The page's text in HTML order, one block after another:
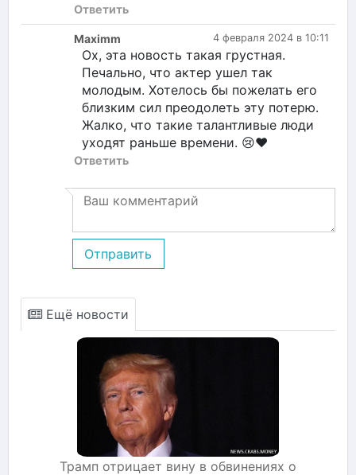
Ответить
4 февраля 2024 в 10:11
Maximm
Ох, эта новость такая грустная.
Печально, что актер ушел так
молодым. Хотелось бы пожелать его
близким сил преодолеть эту потерю.
Жалко, что такие талантливые люди
уходят раньше времени. 😢❤️
Ответить
Отправить
Ещё новости
Трамп отрицает вину в обвинениях о